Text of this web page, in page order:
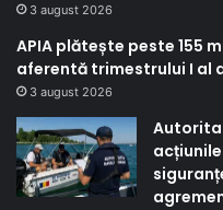
3 august 2026
APIA plătește peste 155
aferentă trimestrului I al
3 august 2026